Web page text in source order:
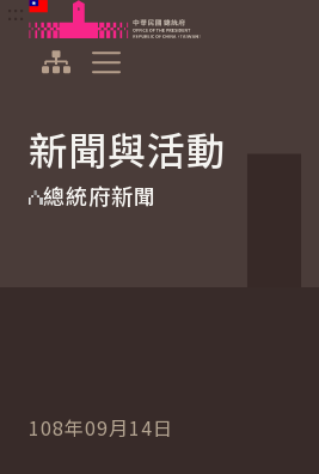
跳到主要內容
中華民國總統府
新聞與活動
總統府新聞
108年09月14日